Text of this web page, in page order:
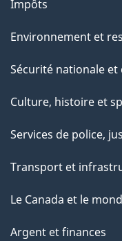
Impôts
Environnement et
Sécurité nationale et
Culture, histoire et
Services de police,
Transport et
Le Canada et le
Argent et finances